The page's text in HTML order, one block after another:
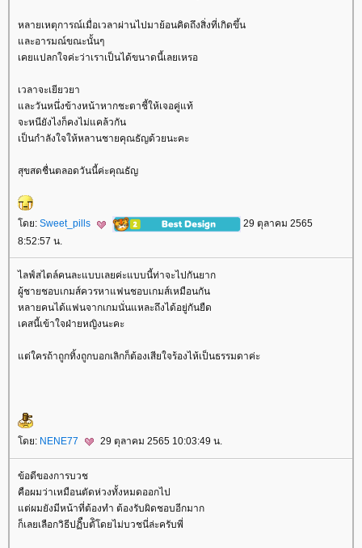
หลายเหตุการณ์เมื่อเวลาผ่านไปมาย้อนคิดถึงสิ่งที่เกิดขึ้น
ละอารมณ์ขณะนั้นๆ
เคยแปลกใจค่ะว่าเราเป็นได้ขนาดนี้เลยเหรอ
เวลาจะเยียวยา
ละวันหนึ่งข้างหน้าหากชะตาชี้ให้เจอคู่แท้
จะหนียังไงก็คงไม่แคล้วกัน
เป็นกำลังใจให้หลานชายคุณธัญด้วยนะคะ
สุขสดชื่นตลอดวันนี้ค่ะคุณธัญ
ดย: Sweet_pills
29 ตุลาคม 2565
8:52:57 น.
ไลฟ์สไตล์คนละแบบเลยค่ะแบบนี้ท่าจะไปกันยาก
ผู้ชายชอบเกมส์ควรหาแฟนชอบเกมส์เหมือนกัน
หลายคนได้แฟนจากเกมนั่นแหละถึงได้อยู่กันยืด
เคสนี้เข้าใจฝ่ายหญิงนะคะ
ต่ใครถ้าถูกทิ้งถูกบอกเลิกก็ต้องเสียใจร้องไห้เป็นธรรมดาค่ะ
ดย: NENE77 29 ตุลาคม 2565 10:03:49 น.
ข้อดีของการบวช
คือผมว่าเหมือนตัดห่วงทั้งหมดออกไป
ต่ผมยังมีหน้าที่ต้องทำ ต้องรับผิดชอบอีกมาก
ก็เลยเลือกวิธีปฏิืบตัิโดยไม่บวชนี่ล่ะครับพี่